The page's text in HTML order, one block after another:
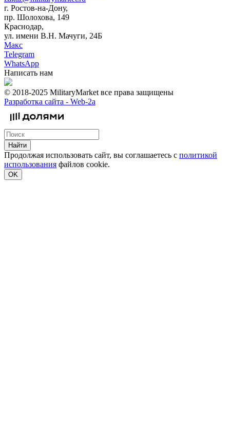
г. Ростов-на-Дону,
пр. Шолохова, 149
Краснодар,
ул. имени В.Н. Мачуги, 24Б
Макс
Telegram
WhatsApp
Написать нам
© 2018-2025 MilitaryMarket все права защищены
Разработка сайта - Web-2a
Найти
Продолжая использовать сайт, вы соглашаетесь с политикой
использования файлов cookie.
OK